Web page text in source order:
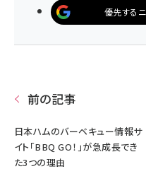
優先する
前の記事
日本ハムのバーベキュー情報サ
イト「BBQ GO！」が急成長でき
た3つの理由